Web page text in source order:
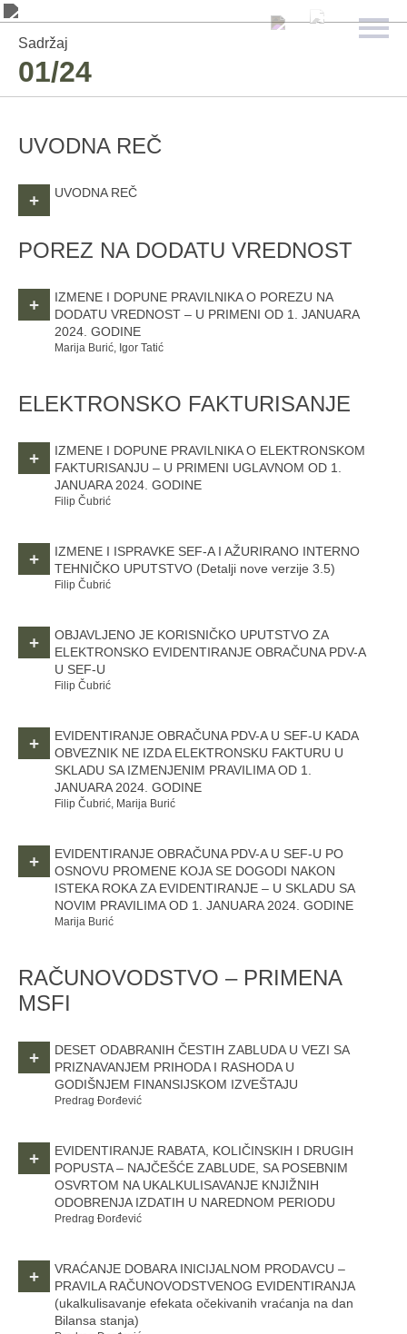
Sadržaj
01/24
UVODNA REČ
+ UVODNA REČ
POREZ NA DODATU VREDNOST
+
IZMENE I DOPUNE PRAVILNIKA O POREZU NA
DODATU VREDNOST – U PRIMENI OD 1. JANUARA
2024. GODINE
Marija Burić, Igor Tatić
ELEKTRONSKO FAKTURISANJE
+
IZMENE I DOPUNE PRAVILNIKA O ELEKTRONSKOM
FAKTURISANJU – U PRIMENI UGLAVNOM OD 1.
JANUARA 2024. GODINE
Filip Čubrić
+
IZMENE I ISPRAVKE SEF-A I AŽURIRANO INTERNO
TEHNIČKO UPUTSTVO (Detalji nove verzije 3.5)
Filip Čubrić
+
OBJAVLJENO JE KORISNIČKO UPUTSTVO ZA
ELEKTRONSKO EVIDENTIRANJE OBRAČUNA PDV-A
U SEF-U
Filip Čubrić
+
EVIDENTIRANJE OBRAČUNA PDV-A U SEF-U KADA
OBVEZNIK NE IZDA ELEKTRONSKU FAKTURU U
SKLADU SA IZMENJENIM PRAVILIMA OD 1.
JANUARA 2024. GODINE
Filip Čubrić, Marija Burić
+
EVIDENTIRANJE OBRAČUNA PDV-A U SEF-U PO
OSNOVU PROMENE KOJA SE DOGODI NAKON
ISTEKA ROKA ZA EVIDENTIRANJE – U SKLADU SA
NOVIM PRAVILIMA OD 1. JANUARA 2024. GODINE
Marija Burić
RAČUNOVODSTVO – PRIMENA
MSFI
+
DESET ODABRANIH ČESTIH ZABLUDA U VEZI SA
PRIZNAVANJEM PRIHODA I RASHODA U
GODIŠNJEM FINANSIJSKOM IZVEŠTAJU
Predrag Đorđević
+
EVIDENTIRANJE RABATA, KOLIČINSKIH I DRUGIH
POPUSTA – NAJČEŠĆE ZABLUDE, SA POSEBNIM
OSVRTOM NA UKALKULISAVANJE KNJIŽNIH
ODOBRENJA IZDATIH U NAREDNOM PERIODU
Predrag Đorđević
+
VRAĆANJE DOBARA INICIJALNOM PRODAVCU –
PRAVILA RAČUNOVODSTVENOG EVIDENTIRANJA
(ukalkulisavanje efekata očekivanih vraćanja na dan
Bilansa stanja)